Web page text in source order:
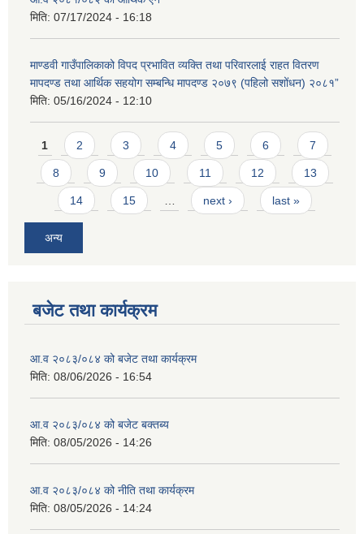
मिति: 07/17/2024 - 16:18
माण्डवी गाउँपालिकाको विपद प्रभावित व्यक्ति तथा परिवारलाई राहत वितरण
मापदण्ड तथा आर्थिक सहयोग सम्बन्धि मापदण्ड २०७९ (पहिलो सशोंधन) २०८१”
मिति: 05/16/2024 - 12:10
Pages
1 2 3 4 5 6 7
8 9 10 11 12 13
14 15 next › last »
अन्य
बजेट तथा कार्यक्रम
आ.व २०८३/०८४ को बजेट तथा कार्यक्रम
मिति: 08/06/2026 - 16:54
आ.व २०८३/०८४ को बजेट बक्तब्य
मिति: 08/05/2026 - 14:26
आ.व २०८३/०८४ को नीति तथा कार्यक्रम
मिति: 08/05/2026 - 14:24